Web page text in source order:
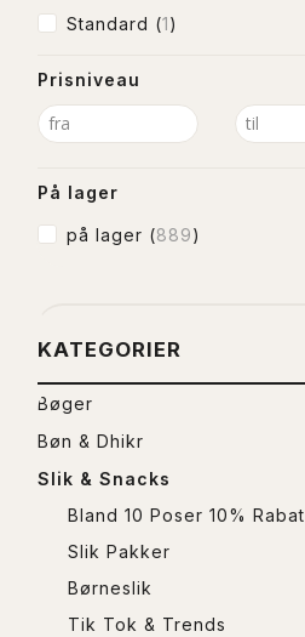
Mørk chokolade
Standard (1)
Prisniveau
På lager
på lager (889)
KATEGORIER
Bøger
Bøn & Dhikr
Slik & Snacks
Bland 10 Poser 10% Rabat
Slik Pakker
Børneslik
Tik Tok & Trends